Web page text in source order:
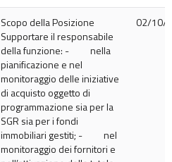
Scopo della Posizione
Supportare il responsabile
della funzione: - nella
pianificazione e nel
monitoraggio delle iniziative
di acquisto oggetto di
programmazione sia per la
SGR sia per i fondi
immobiliari gestiti; - nel
monitoraggio dei fornitori e
02/10/